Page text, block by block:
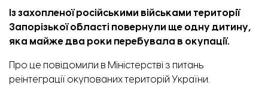
Із захопленої російськими військами території
Запорізької області повернули ще одну дитину,
яка майже два роки перебувала в окупації.
Про це повідомили в Міністерстві з питань
реінтеграції окупованих територій України.